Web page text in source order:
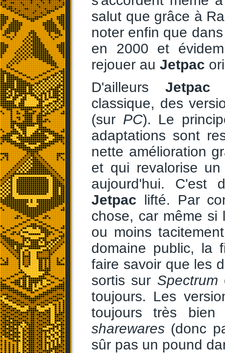
salut que grâce à
noter enfin que
en 2000 et
rejouer au Jetpac
D'ailleurs Jetpac
classique, des
(sur PC). Le
adaptations sont
nette amélioration
et qui revalorise
aujourd'hui. C'est
Jetpac lifté. Par
chose, car même si
ou moins
domaine public, la
faire savoir que les
sortis sur Spectrum
toujours. Les
toujours très bien
sharewares (donc
sûr pas un pound